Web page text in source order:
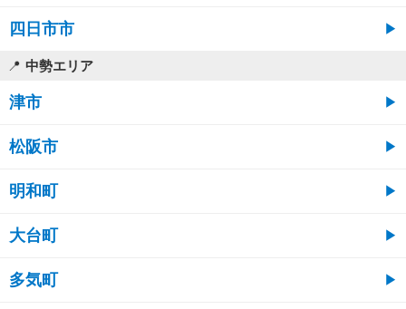
四日市市
中勢エリア
津市
松阪市
明和町
大台町
多気町